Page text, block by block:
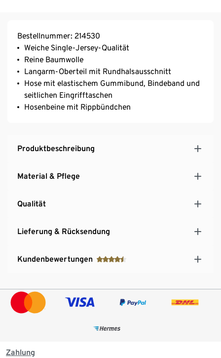
Bestellnummer: 214530
Weiche Single-Jersey-Qualität
Reine Baumwolle
Langarm-Oberteil mit Rundhalsausschnitt
Hose mit elastischem Gummibund, Bindeband und
seitlichen Eingrifftaschen
Hosenbeine mit Rippbündchen
Produktbeschreibung
Material & Pflege
Qualität
Lieferung & Rücksendung
Kundenbewertungen
Zahlung